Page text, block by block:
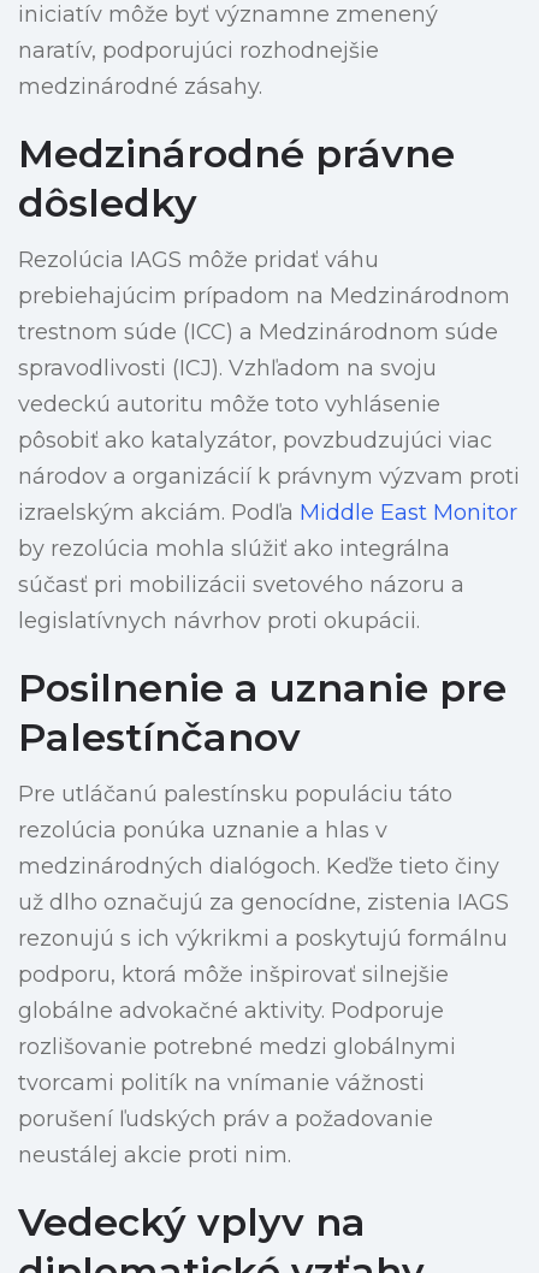
iniciatív môže byť významne zmenený
naratív, podporujúci rozhodnejšie
medzinárodné zásahy.
Medzinárodné právne
dôsledky
Rezolúcia IAGS môže pridať váhu
prebiehajúcim prípadom na Medzinárodnom
trestnom súde (ICC) a Medzinárodnom súde
spravodlivosti (ICJ). Vzhľadom na svoju
vedeckú autoritu môže toto vyhlásenie
pôsobiť ako katalyzátor, povzbudzujúci viac
národov a organizácií k právnym výzvam proti
izraelským akciám. Podľa Middle East Monitor
by rezolúcia mohla slúžiť ako integrálna
súčasť pri mobilizácii svetového názoru a
legislatívnych návrhov proti okupácii.
Posilnenie a uznanie pre
Palestínčanov
Pre utláčanú palestínsku populáciu táto
rezolúcia ponúka uznanie a hlas v
medzinárodných dialógoch. Keďže tieto činy
už dlho označujú za genocídne, zistenia IAGS
rezonujú s ich výkrikmi a poskytujú formálnu
podporu, ktorá môže inšpirovať silnejšie
globálne advokačné aktivity. Podporuje
rozlišovanie potrebné medzi globálnymi
tvorcami politík na vnímanie vážnosti
porušení ľudských práv a požadovanie
neustálej akcie proti nim.
Vedecký vplyv na